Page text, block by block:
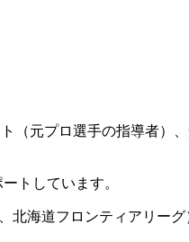
（元プロ選手の指導者）
トしています。
海道フロンティアリーグ